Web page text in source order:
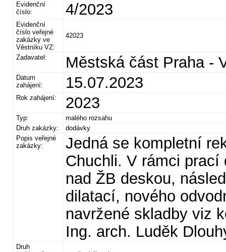
Evidenční
číslo:
4/2023
Evidenční
číslo veřejné
zakázky ve
Věstníku VZ:
42023
Zadavatel: Městská část Praha -
Datum
zahájení:
15.07.2023
Rok zahájení: 2023
Typ:
malého rozsahu
Druh zakázky:
dodávky
Popis veřejné
zakázky:
Jedná se kompletní
Chuchli. V rámci
nad ŽB deskou,
dilatací, nového
navržené skladby viz
Ing. arch. Luděk
Druh